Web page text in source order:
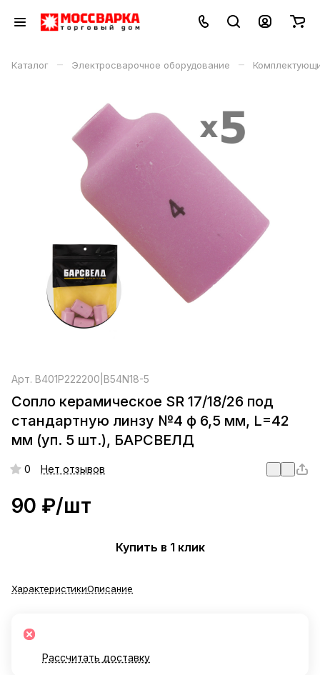
Каталог – Электросварочное оборудование –
Арт. B401P222200|B54N18-5
Сопло керамическое SR 17/18/26 под
стандартную линзу №4 ф 6,5 мм, L=42
мм (уп. 5 шт.), БАРСВЕЛД
0 Нет отзывов
90 ₽/шт
Купить в 1 клик
ХарактеристикиОписание
Рассчитать доставку